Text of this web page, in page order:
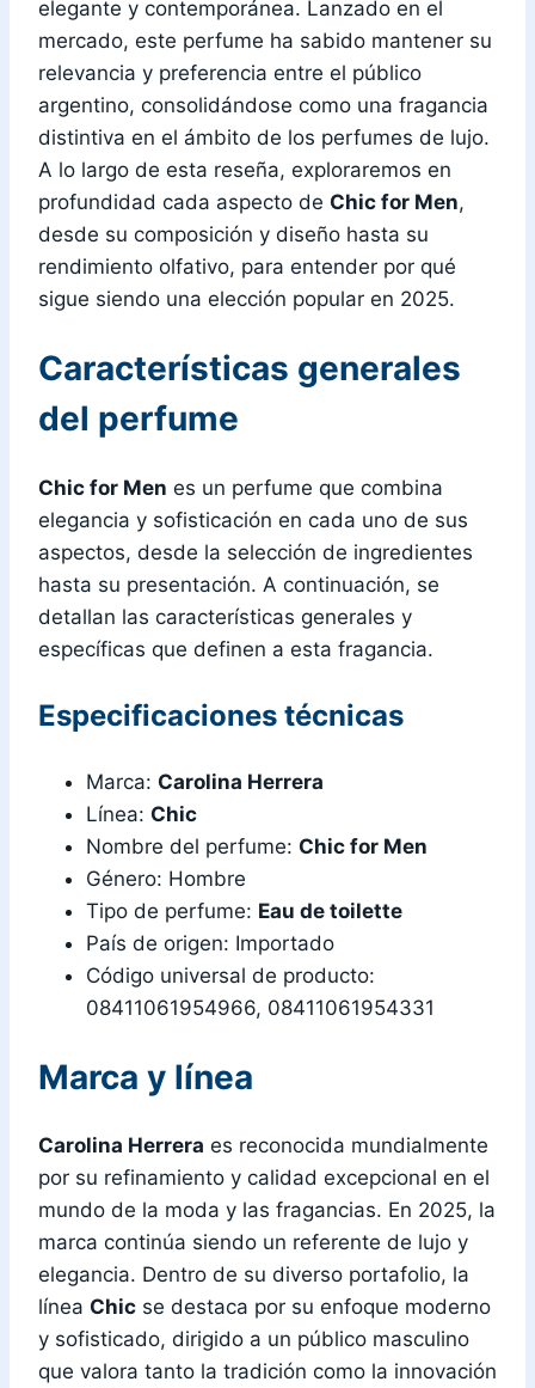
elegante y contemporánea. Lanzado en el
mercado, este perfume ha sabido mantener su
relevancia y preferencia entre el público
argentino, consolidándose como una fragancia
distintiva en el ámbito de los perfumes de lujo.
A lo largo de esta reseña, exploraremos en
profundidad cada aspecto de Chic for Men,
desde su composición y diseño hasta su
rendimiento olfativo, para entender por qué
sigue siendo una elección popular en 2025.
Características generales
del perfume
Chic for Men es un perfume que combina
elegancia y sofisticación en cada uno de sus
aspectos, desde la selección de ingredientes
hasta su presentación. A continuación, se
detallan las características generales y
específicas que definen a esta fragancia.
Especificaciones técnicas
Marca: Carolina Herrera
Línea: Chic
Nombre del perfume: Chic for Men
Género: Hombre
Tipo de perfume: Eau de toilette
País de origen: Importado
Código universal de producto:
08411061954966, 08411061954331
Marca y línea
Carolina Herrera es reconocida mundialmente
por su refinamiento y calidad excepcional en el
mundo de la moda y las fragancias. En 2025, la
marca continúa siendo un referente de lujo y
elegancia. Dentro de su diverso portafolio, la
línea Chic se destaca por su enfoque moderno
y sofisticado, dirigido a un público masculino
que valora tanto la tradición como la innovación